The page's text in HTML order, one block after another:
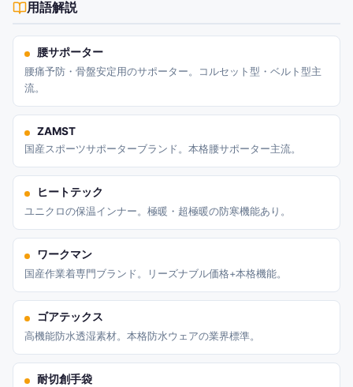
用語解説
腰サポーター
腰痛予防・骨盤安定用のサポーター。コルセット型・ベルト型主
流。
ZAMST
国産スポーツサポーターブランド。本格腰サポーター主流。
ヒートテック
ユニクロの保温インナー。極暖・超極暖の防寒機能あり。
ワークマン
国産作業着専門ブランド。リーズナブル価格+本格機能。
ゴアテックス
高機能防水透湿素材。本格防水ウェアの業界標準。
耐切創手袋